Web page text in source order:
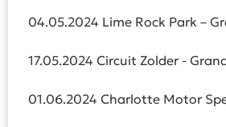
04.05.2024 Lime Rock Park –
17.05.2024 Circuit Zolder -
01.06.2024 Charlotte Motor